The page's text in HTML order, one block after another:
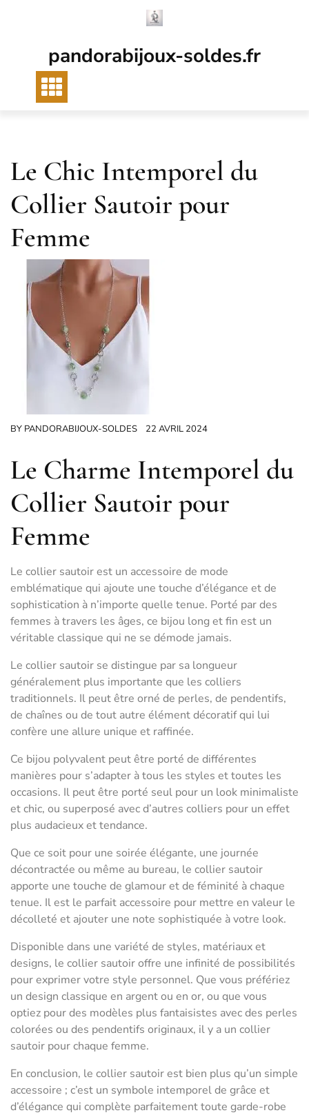
pandorabijoux-soldes.fr
Le Chic Intemporel du
Collier Sautoir pour
Femme
BY PANDORABIJOUX-SOLDES 22 AVRIL 2024
Le Charme Intemporel du
Collier Sautoir pour
Femme
Le collier sautoir est un accessoire de mode
emblématique qui ajoute une touche d’élégance et de
sophistication à n’importe quelle tenue. Porté par des
femmes à travers les âges, ce bijou long et fin est un
véritable classique qui ne se démode jamais.
Le collier sautoir se distingue par sa longueur
généralement plus importante que les colliers
traditionnels. Il peut être orné de perles, de pendentifs,
de chaînes ou de tout autre élément décoratif qui lui
confère une allure unique et raffinée.
Ce bijou polyvalent peut être porté de différentes
manières pour s’adapter à tous les styles et toutes les
occasions. Il peut être porté seul pour un look minimaliste
et chic, ou superposé avec d’autres colliers pour un effet
plus audacieux et tendance.
Que ce soit pour une soirée élégante, une journée
décontractée ou même au bureau, le collier sautoir
apporte une touche de glamour et de féminité à chaque
tenue. Il est le parfait accessoire pour mettre en valeur le
décolleté et ajouter une note sophistiquée à votre look.
Disponible dans une variété de styles, matériaux et
designs, le collier sautoir offre une infinité de possibilités
pour exprimer votre style personnel. Que vous préfériez
un design classique en argent ou en or, ou que vous
optiez pour des modèles plus fantaisistes avec des perles
colorées ou des pendentifs originaux, il y a un collier
sautoir pour chaque femme.
En conclusion, le collier sautoir est bien plus qu’un simple
accessoire ; c’est un symbole intemporel de grâce et
d’élégance qui complète parfaitement toute garde-robe